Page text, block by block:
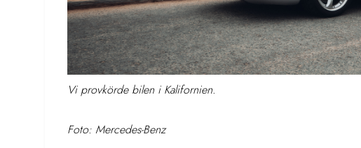
Vi provkörde bilen i Kalifornien.
Foto: Mercedes-Benz